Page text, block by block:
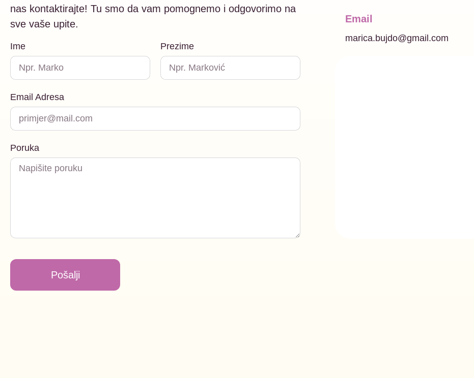
nas kontaktirajte! Tu smo da vam pomognemo i odgovorimo na
sve vaše upite.
Ime Prezime
Email Adresa
Poruka
Pošalji
Email
marica.bujdo@gmail.com